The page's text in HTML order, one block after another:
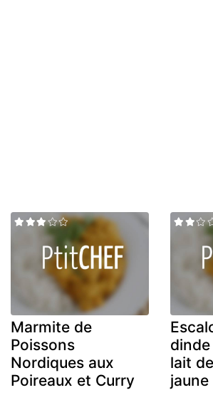
Marmite de
Poissons
Nordiques aux
Poireaux et Curry
lait